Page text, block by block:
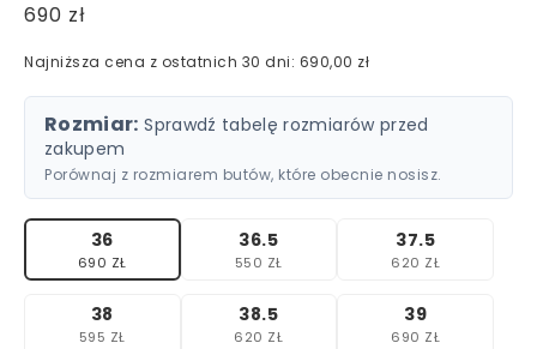
690 zł
Najniższa cena z ostatnich 30 dni: 690,00 zł
Rozmiar: Sprawdź tabelę rozmiarów przed
zakupem
Porównaj z rozmiarem butów, które obecnie nosisz.
36
690 ZŁ
36.5
550 ZŁ
37.5
620 ZŁ
38
595 ZŁ
38.5
620 ZŁ
39
690 ZŁ